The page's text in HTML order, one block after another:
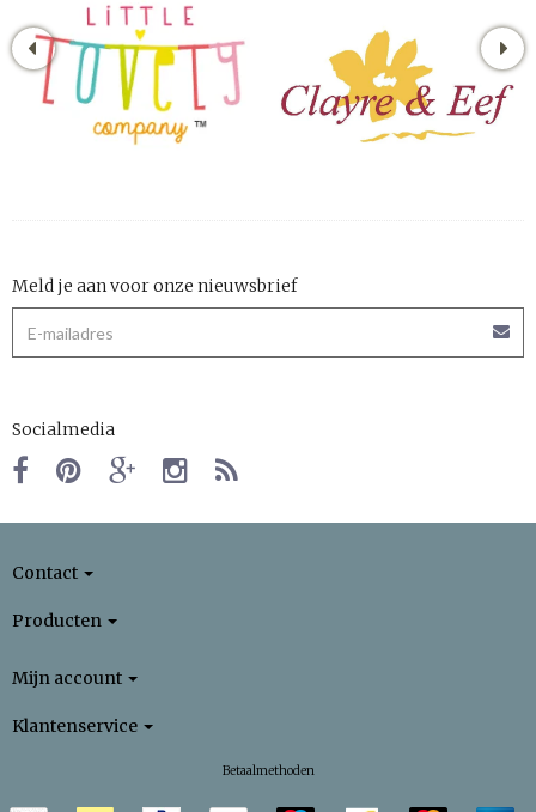
Meld je aan voor onze nieuwsbrief
Socialmedia
Contact
Producten
Mijn account
Klantenservice
Betaalmethoden